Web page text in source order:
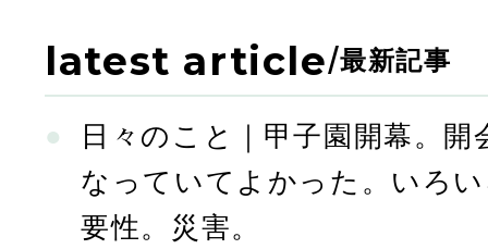
latest article/最新記事
日々のこと｜甲子園開幕。
なっていてよかった。いろ
要性。災害。